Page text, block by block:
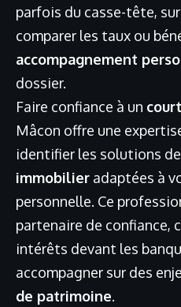
parfois du casse-tête,
comparer les taux ou
accompagnement
dossier.
Faire confiance à un
Mâcon offre une
identifier les solutions de
immobilier adaptées à
personnelle. Ce
partenaire de confiance,
intérêts devant les
accompagner sur des
de patrimoine.